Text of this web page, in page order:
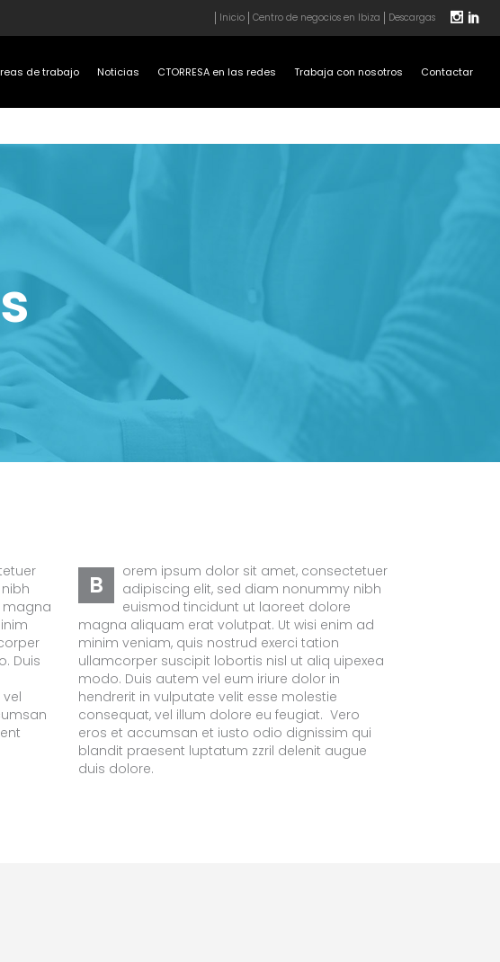
Inicio Centro de negocios en Ibiza Descargas
de trabajo Noticias CTORRESA en las redes Trabaja con nosotros Contactar
magna
Duis
B
orem ipsum dolor sit amet, consectetuer
adipiscing elit, sed diam nonummy nibh
euismod tincidunt ut laoreet dolore
magna aliquam erat volutpat. Ut wisi enim ad
minim veniam, quis nostrud exerci tation
ullamcorper suscipit lobortis nisl ut aliq uipexea
modo. Duis autem vel eum iriure dolor in
hendrerit in vulputate velit esse molestie
consequat, vel illum dolore eu feugiat. Vero
eros et accumsan et iusto odio dignissim qui
blandit praesent luptatum zzril delenit augue
duis dolore.